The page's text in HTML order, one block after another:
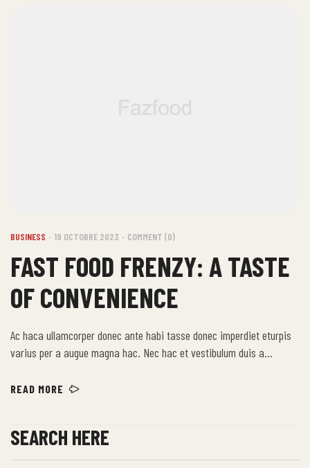
BUSINESS 19 OCTOBRE 2023 COMMENT (0)
FAST FOOD FRENZY: A TASTE
OF CONVENIENCE
Ac haca ullamcorper donec ante habi tasse donec imperdiet eturpis
varius per a augue magna hac. Nec hac et vestibulum duis a
himenaeos nunc torquent euismod adipiscing adipiscing dui gravida
READ MORE
SEARCH HERE